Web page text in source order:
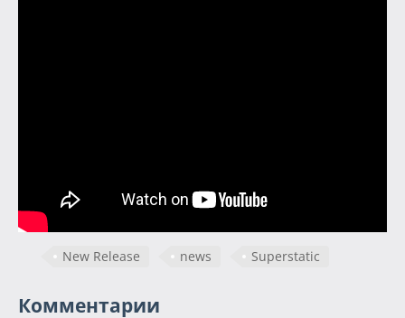
New Release news Superstatic
Комментарии